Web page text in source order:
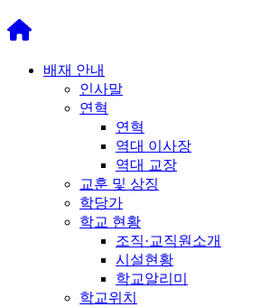
배재 안내
인사말
연혁
연혁
역대 이사장
역대 교장
교훈 및 상징
학당가
학교 현황
조직·교직원소개
시설현황
학교알리미
학교위치